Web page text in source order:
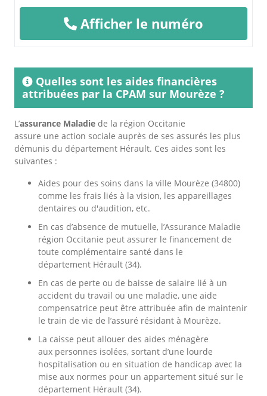
Afficher le numéro
Quelles sont les aides financières
attribuées par la CPAM sur Mourèze ?
L’assurance Maladie de la région Occitanie
assure une action sociale auprès de ses assurés les plus
démunis du département Hérault. Ces aides sont les
suivantes :
Aides pour des soins dans la ville Mourèze (34800)
comme les frais liés à la vision, les appareillages
dentaires ou d'audition, etc.
En cas d’absence de mutuelle, l’Assurance Maladie
région Occitanie peut assurer le financement de
toute complémentaire santé dans le
département Hérault (34).
En cas de perte ou de baisse de salaire lié à un
accident du travail ou une maladie, une aide
compensatrice peut être attribuée afin de maintenir
le train de vie de l’assuré résidant à Mourèze.
La caisse peut allouer des aides ménagère
aux personnes isolées, sortant d’une lourde
hospitalisation ou en situation de handicap avec la
mise aux normes pour un appartement situé sur le
département Hérault (34).